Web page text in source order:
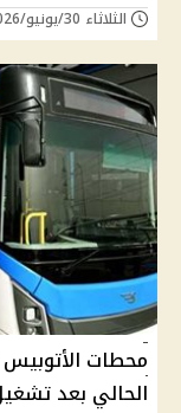
الثلاثاء 30/يونيو/2026 - 06:40 م
الحالي بعد